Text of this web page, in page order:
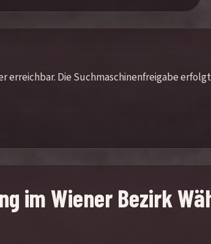
erreichbar. Die Suchmaschinenfreigabe
im Wiener Bezirk